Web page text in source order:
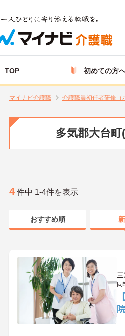
TOP 初めての方
マイナビ介護職 介護職員初任者研修（
多気郡大台
4 件中 1-4件を表示
おすすめ順
同